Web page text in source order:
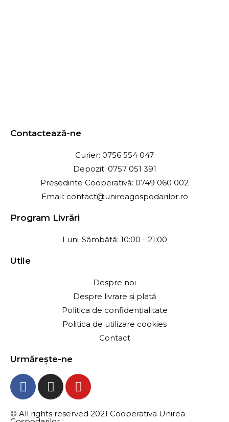
Contactează-ne
Curier: 0756 554 047
Depozit: 0757 051 391
Președinte Cooperativă: 0749 060 002
Email: contact@unireagospodarilor.ro
Program Livrări
Luni-Sâmbătă: 10:00 - 21:00
Utile
Despre noi
Despre livrare și plată
Politica de confidențialitate
Politica de utilizare cookies
Contact
Urmărește-ne
© All rights reserved 2021 Cooperativa Unirea